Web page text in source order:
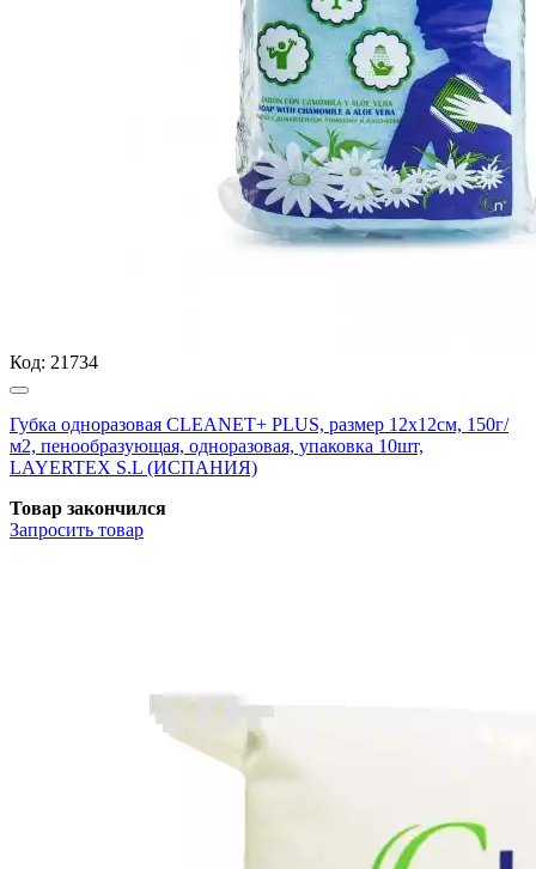
Код: 21734
Губка одноразовая CLEANET+ PLUS, размер 12х12см, 150г/
м2, пенообразующая, одноразовая, упаковка 10шт,
LAYERTEX S.L (ИСПАНИЯ)
Товар закончился
Запросить товар